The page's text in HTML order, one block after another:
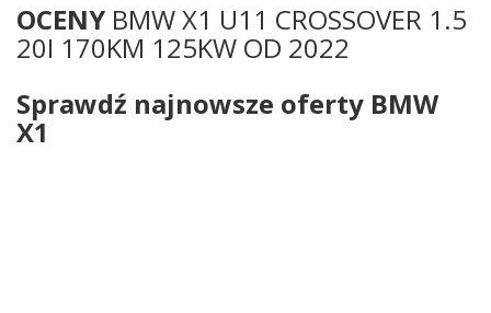
OCENY BMW X1 U11 CROSSOVER 1.5
20I 170KM 125KW OD 2022
Sprawdź najnowsze oferty BMW
X1